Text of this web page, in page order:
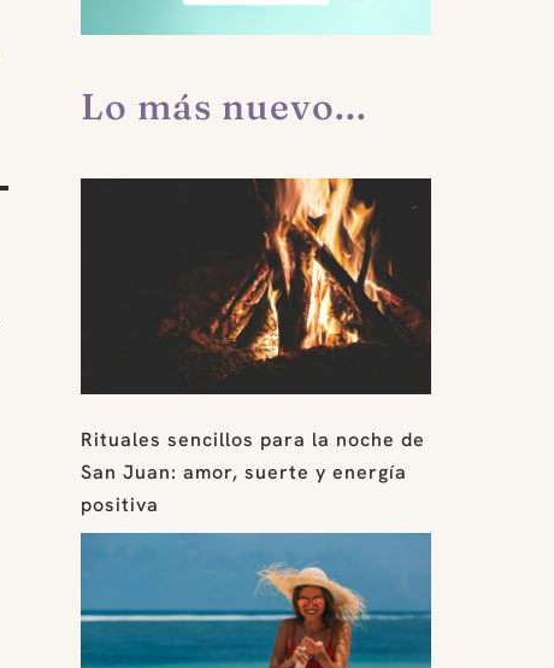
Lo más nuevo...
Rituales sencillos para la noche de
San Juan: amor, suerte y energía
positiva